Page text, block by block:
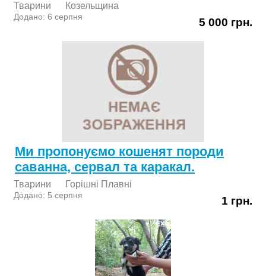
Тварини Козельщина
Додано: 6 серпня 5 000 грн.
Ми пропонуємо кошенят породи
саванна, сервал та каракал.
Тварини Горішні Плавні
Додано: 5 серпня 1 грн.